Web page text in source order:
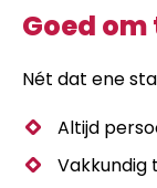
Goed
Nét dat ene
Altijd
Vakkundig